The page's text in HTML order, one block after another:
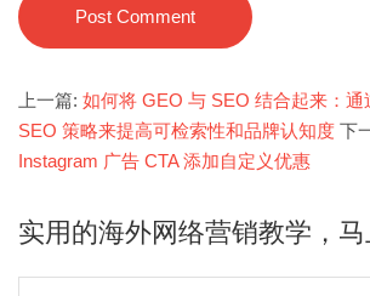
Post Comment
上一篇: 如何将 GEO 与 SEO 结合起来：通
SEO 策略来提高可检索性和品牌认知度 下
Instagram 广告 CTA 添加自定义优惠
实用的海外网络营销教学，马